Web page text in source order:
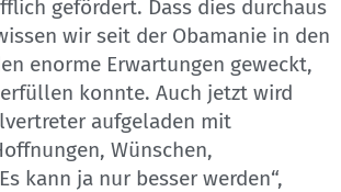
gefördert. Dass dies durchaus
wir seit der Obamanie in den
enorme Erwartungen geweckt,
konnte. Auch jetzt wird
aufgeladen mit
Wünschen,
kann ja nur besser werden“,